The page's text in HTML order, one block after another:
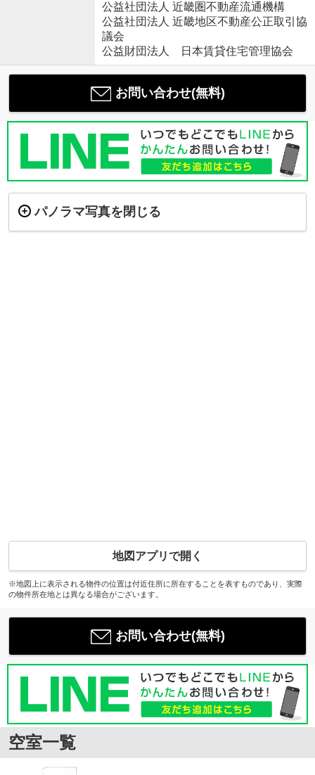
公益社団法人 近畿圏不動産流通機構
公益社団法人 近畿地区不動産公正取引協
議会
公益財団法人 日本賃貸住宅管理協会
お問い合わせ(無料)
パノラマ写真を閉じる
地図アプリで開く
※地図上に表示される物件の位置は付近住所に所在することを表すものであり、実際
の物件所在地とは異なる場合がございます。
お問い合わせ(無料)
空室一覧